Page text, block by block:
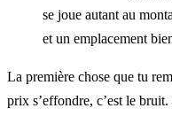
se joue autant au
et un emplacement
La première chose que tu
prix s’effondre, c’est le